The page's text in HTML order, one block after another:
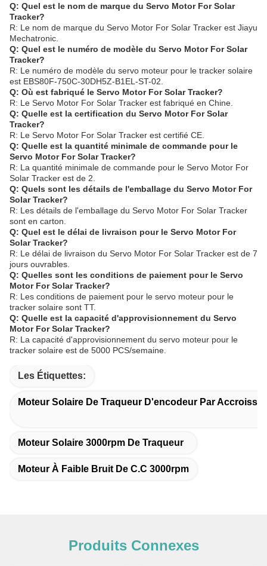
Q: Quel est le nom de marque du Servo Motor For Solar
Tracker?
R: Le nom de marque du Servo Motor For Solar Tracker est Jiayu
Mechatronic.
Q: Quel est le numéro de modèle du Servo Motor For Solar
Tracker?
R: Le numéro de modèle du servo moteur pour le tracker solaire
est EBS80F-750C-30DH5Z-B1EL-ST-02.
Q: Où est fabriqué le Servo Motor For Solar Tracker?
R: Le Servo Motor For Solar Tracker est fabriqué en Chine.
Q: Quelle est la certification du Servo Motor For Solar
Tracker?
R: Le Servo Motor For Solar Tracker est certifié CE.
Q: Quelle est la quantité minimale de commande pour le
Servo Motor For Solar Tracker?
R: La quantité minimale de commande pour le Servo Motor For
Solar Tracker est de 2.
Q: Quels sont les détails de l'emballage du Servo Motor For
Solar Tracker?
R: Les détails de l'emballage du Servo Motor For Solar Tracker
sont en carton.
Q: Quel est le délai de livraison pour le Servo Motor For
Solar Tracker?
R: Le délai de livraison du Servo Motor For Solar Tracker est de 7
jours ouvrables.
Q: Quelles sont les conditions de paiement pour le Servo
Motor For Solar Tracker?
R: Les conditions de paiement pour le servo moteur pour le
tracker solaire sont TT.
Q: Quelle est la capacité d'approvisionnement du Servo
Motor For Solar Tracker?
R: La capacité d'approvisionnement du servo moteur pour le
tracker solaire est de 5000 PCS/semaine.
Les Étiquettes:
Moteur Solaire De Traqueur D'encodeur Par
Moteur Solaire 3000rpm De Traqueur
Moteur À Faible Bruit De C.C 3000rpm
Produits Connexes